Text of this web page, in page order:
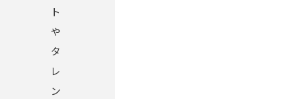
ト
や
タ
レ
ン